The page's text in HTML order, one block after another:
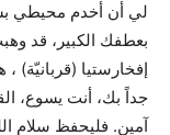
لي أن أخدم محيطي
بعطفك الكبير، قد
إفخارستيا (قربانيّة)
جداً بك، أنت يسوع،
آمين. فليحفظ سلام